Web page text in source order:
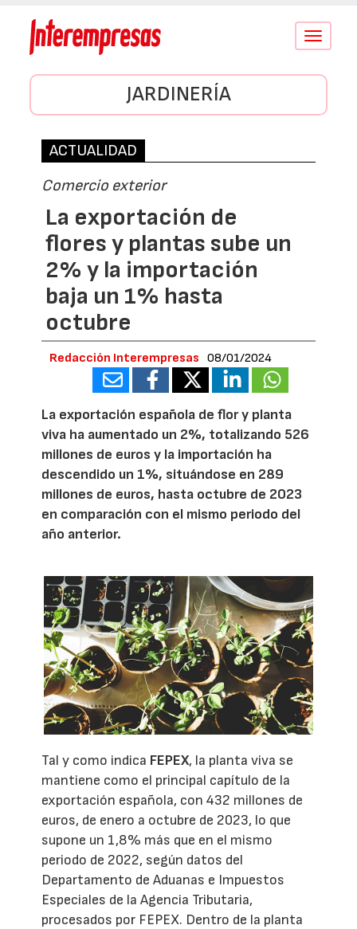
Conmutar
JARDINERÍA
ACTUALIDAD
Comercio exterior
La exportación de
flores y plantas sube un
2% y la importación
baja un 1% hasta
octubre
Redacción Interempresas 08/01/2024
La exportación española de flor y planta
viva ha aumentado un 2%, totalizando 526
millones de euros y la importación ha
descendido un 1%, situándose en 289
millones de euros, hasta octubre de 2023
en comparación con el mismo periodo del
año anterior.
Tal y como indica FEPEX, la planta viva se
mantiene como el principal capítulo de la
exportación española, con 432 millones de
euros, de enero a octubre de 2023, lo que
supone un 1,8% más que en el mismo
periodo de 2022, según datos del
Departamento de Aduanas e Impuestos
Especiales de la Agencia Tributaria,
procesados por FEPEX. Dentro de la planta